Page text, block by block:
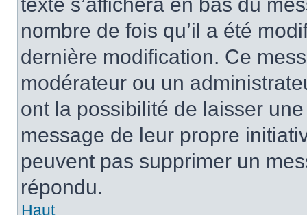
nombre de fois qu’il a été
dernière modification. Ce
modérateur ou un
ont la possibilité de laisser
message de leur propre
peuvent pas supprimer un
répondu.
Haut